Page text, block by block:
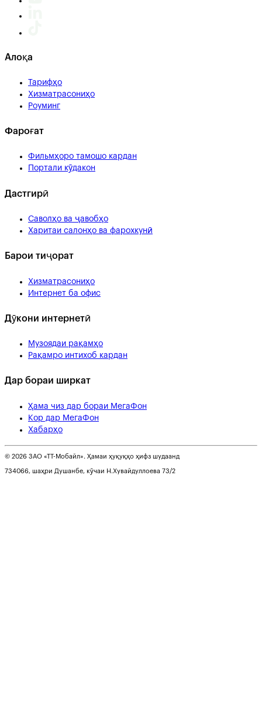
Алоқа
Тарифҳо
Хизматрасониҳо
Роуминг
Фароғат
Фильмҳоро тамошо кардан
Портали кӯдакон
Дастгирӣ
Саволҳо ва ҷавобҳо
Харитаи салонҳо ва фарохкунӣ
Барои тиҷорат
Хизматрасониҳо
Интернет ба офис
Дӯкони интернетӣ
Музоядаи рақамҳо
Рақамро интихоб кардан
Дар бораи ширкат
Ҳама чиз дар бораи МегаФон
Кор дар МегаФон
Хабарҳо
© 2026 ЗАО «ТТ-Мобайл». Ҳамаи ҳуқуқҳо ҳифз шудаанд
734066, шаҳри Душанбе, кӯчаи Н.Хувайдуллоева 73/2